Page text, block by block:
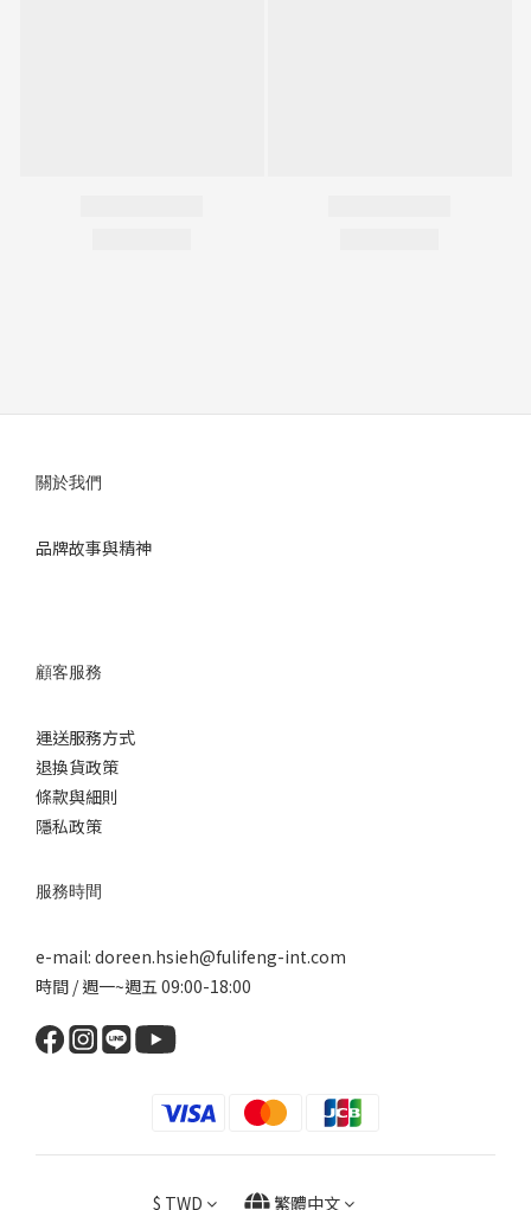
關於我們
品牌故事與精神
顧客服務
運送服務方式
退換貨政策
條款與細則
隱私政策
服務時間
e-mail: doreen.hsieh@fulifeng-int.com
時間 / 週一~週五 09:00-18:00
$ TWD 繁體中文